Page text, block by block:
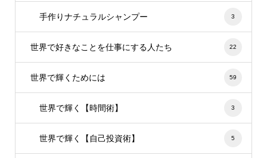
手作りナチュラルシャンプー 3
世界で好きなことを仕事にする人たち 22
世界で輝くためには 59
世界で輝く【時間術】 3
世界で輝く【自己投資術】 5